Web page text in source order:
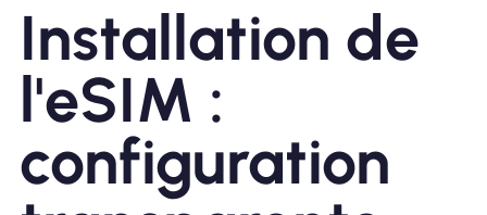
Forfaits
À propos de l'eSIM
Installation de
l'eSIM :
configuration